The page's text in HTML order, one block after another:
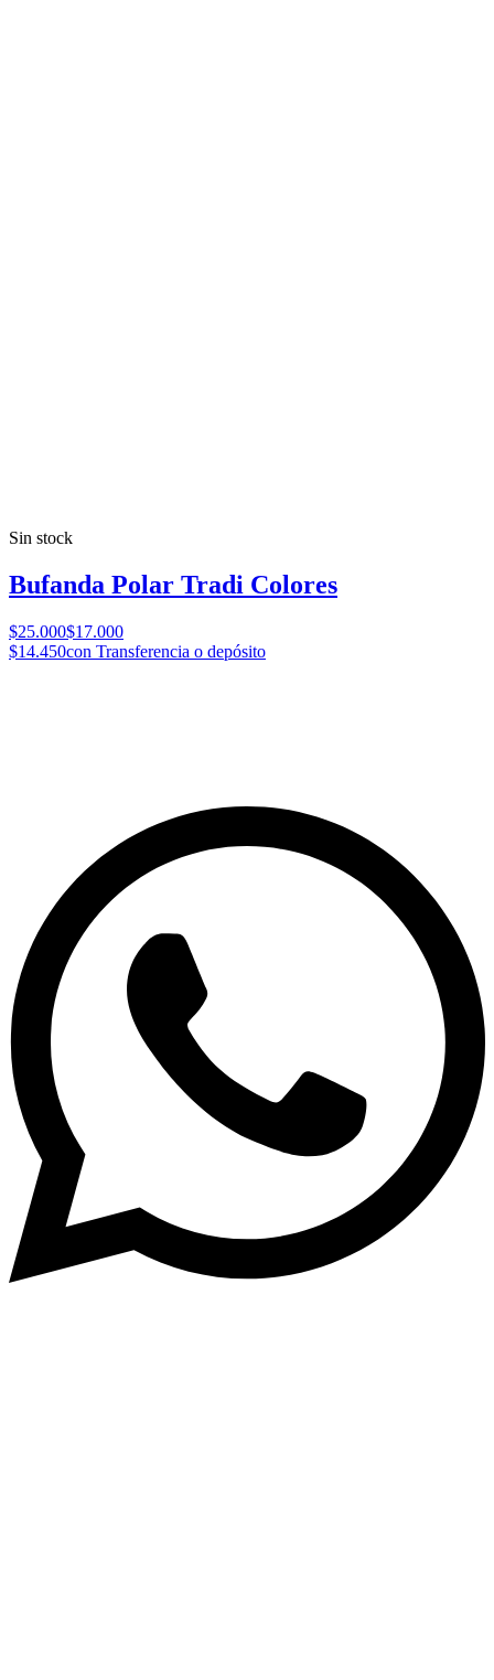
Sin stock
Bufanda Polar Tradi Colores
$25.000$17.000
$14.450con Transferencia o depósito